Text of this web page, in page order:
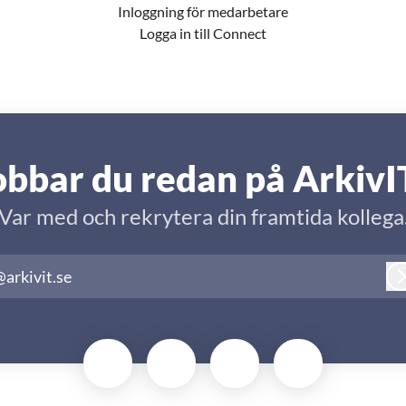
Inloggning för medarbetare
Logga in till Connect
du redan på
med och rekrytera din framtida